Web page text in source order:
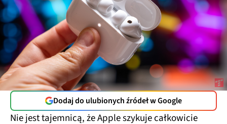
Dodaj do ulubionych źródeł w Google
Nie jest tajemnicą, że Apple szykuje całkowicie